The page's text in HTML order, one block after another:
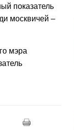
показатель
москвичей –
мэра